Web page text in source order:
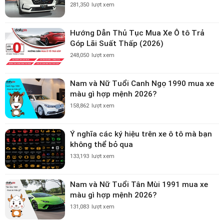
281,350 lượt xem
Hướng Dẫn Thủ Tục Mua Xe Ô tô Trả
Góp Lãi Suất Thấp (2026)
248,050 lượt xem
Nam và Nữ Tuổi Canh Ngọ 1990 mua xe
màu gì hợp mệnh 2026?
158,862 lượt xem
Ý nghĩa các ký hiệu trên xe ô tô mà bạn
không thể bỏ qua
133,193 lượt xem
Nam và Nữ Tuổi Tân Mùi 1991 mua xe
màu gì hợp mệnh 2026?
131,083 lượt xem